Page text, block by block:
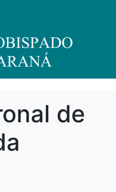
de